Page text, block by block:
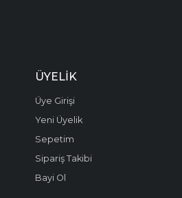
ÜYELIK
Üye Girişi
Yeni Üyelik
Sepetim
Sipariş Takibi
Bayi Ol